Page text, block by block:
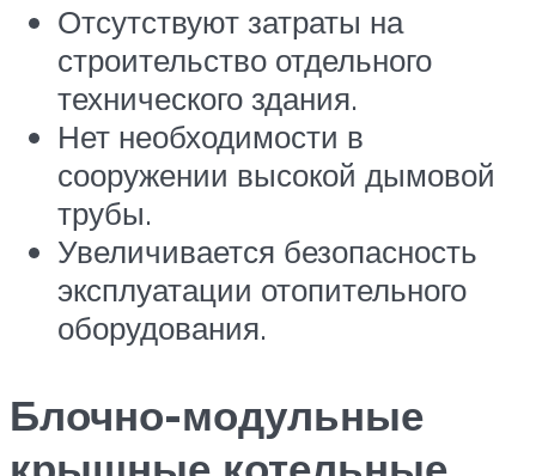
Отсутствуют затраты на
строительство отдельного
технического здания.
Нет необходимости в
сооружении высокой дымовой
трубы.
Увеличивается безопасность
эксплуатации отопительного
оборудования.
Блочно-модульные